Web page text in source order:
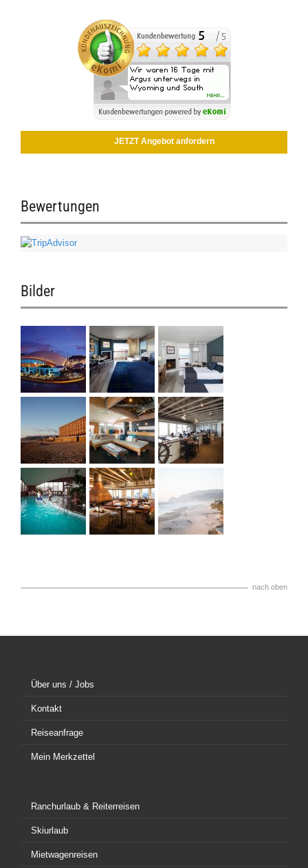
JETZT Angebot anfordern
Bewertungen
Bilder
nach oben
Über uns / Jobs
Kontakt
Reiseanfrage
Mein Merkzettel
Ranchurlaub & Reiterreisen
Skiurlaub
Mietwagenreisen